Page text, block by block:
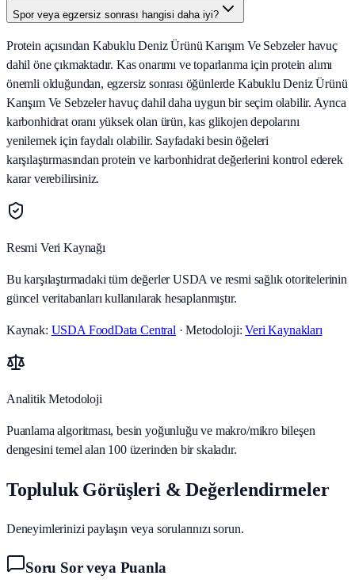
Spor veya egzersiz sonrası hangisi daha iyi?
Protein açısından Kabuklu Deniz Ürünü Karışım Ve Sebzeler havuç
dahil öne çıkmaktadır. Kas onarımı ve toparlanma için protein alımı
önemli olduğundan, egzersiz sonrası öğünlerde Kabuklu Deniz Ürünü
Karışım Ve Sebzeler havuç dahil daha uygun bir seçim olabilir. Ayrıca
karbonhidrat oranı yüksek olan ürün, kas glikojen depolarını
yenilemek için faydalı olabilir. Sayfadaki besin öğeleri
karşılaştırmasından protein ve karbonhidrat değerlerini kontrol ederek
karar verebilirsiniz.
Resmi Veri Kaynağı
Bu karşılaştırmadaki tüm değerler USDA ve resmi sağlık otoritelerinin
güncel veritabanları kullanılarak hesaplanmıştır.
Kaynak: USDA FoodData Central · Metodoloji:Veri Kaynakları
Analitik Metodoloji
Puanlama algoritması, besin yoğunluğu ve makro/mikro bileşen
dengesini temel alan 100 üzerinden bir skaladır.
Topluluk Görüşleri & Değerlendirmeler
Deneyimlerinizi paylaşın veya sorularınızı sorun.
Soru Sor veya Puanla